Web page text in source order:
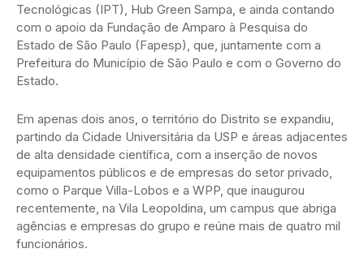
Tecnológicas (IPT), Hub Green Sampa, e ainda contando
com o apoio da Fundação de Amparo à Pesquisa do
Estado de São Paulo (Fapesp), que, juntamente com a
Prefeitura do Município de São Paulo e com o Governo do
Estado.
Em apenas dois anos, o território do Distrito se expandiu,
partindo da Cidade Universitária da USP e áreas adjacentes
de alta densidade científica, com a inserção de novos
equipamentos públicos e de empresas do setor privado,
como o Parque Villa-Lobos e a WPP, que inaugurou
recentemente, na Vila Leopoldina, um campus que abriga
agências e empresas do grupo e reúne mais de quatro mil
funcionários.